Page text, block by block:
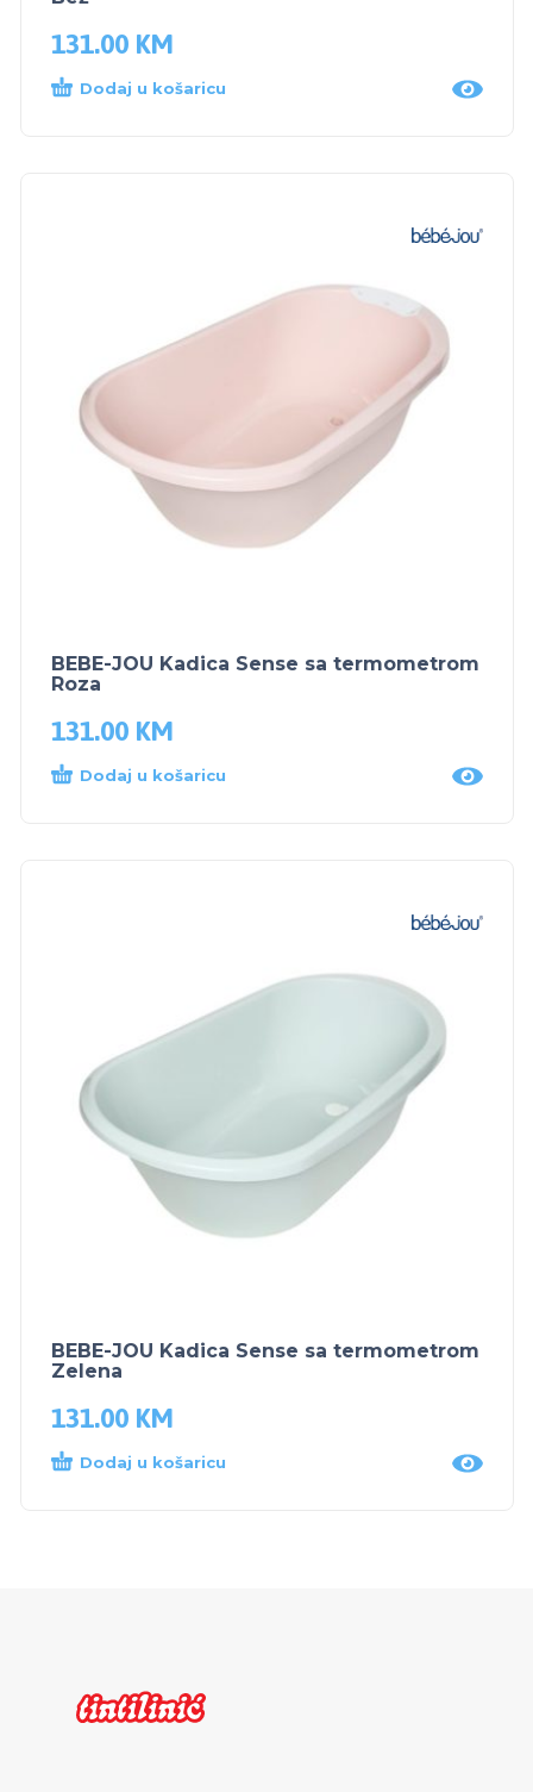
131.00 KM
Dodaj u košaricu
BEBE-JOU Kadica Sense sa termometrom
Roza
131.00 KM
Dodaj u košaricu
BEBE-JOU Kadica Sense sa termometrom
Zelena
131.00 KM
Dodaj u košaricu